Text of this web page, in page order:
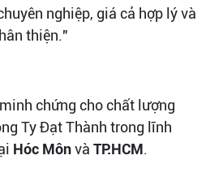
nghiệp, giá cả hợp lý và
thiện."
chứng cho chất lượng
Ty Đạt Thành trong lĩnh
Hóc Mônvà TP.HCM.